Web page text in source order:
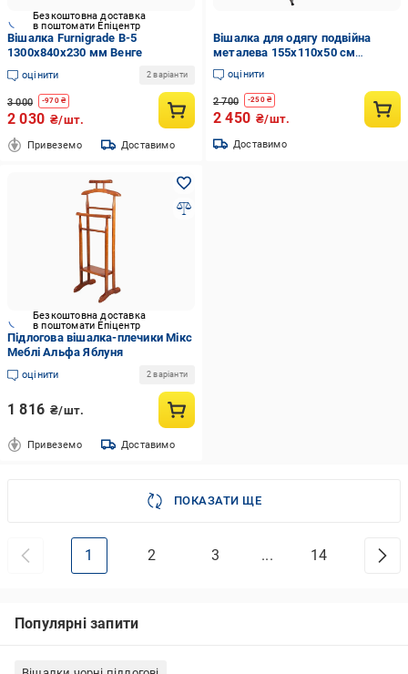
Безкоштовна доставка
в поштомати Епіцентр
Вішалка Furnigrade В-5
1300х840х230 мм Венге
оцінити 2 варіанти
3 000 -970₴
2 030 ₴/шт.
Привеземо Доставимо
Вішалка для одягу подвійна
металева 155х110х50 см
(9349517)
оцінити
2 700 -250₴
2 450 ₴/шт.
Доставимо
Безкоштовна доставка
в поштомати Епіцентр
Підлогова вішалка-плечики Мікс
Меблі Альфа Яблуня
оцінити 2 варіанти
1 816 ₴/шт.
Привеземо Доставимо
ПОКАЗАТИ ЩЕ
1 2 3 ... 14
Популярні запити